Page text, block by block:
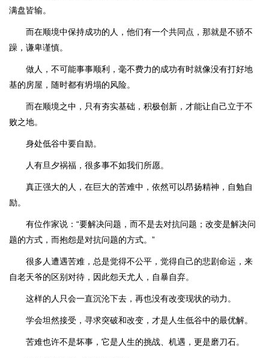
满盘皆输。
而在顺境中保持成功的人，他们有一个共同点，那就是不骄不
躁，谦卑谨慎。
做人，不可能事事顺利，毫不费力的成功有时就像没有打好地
基的房屋，随时都有坍塌的风险。
而在顺境之中，只有夯实基础，积极创新，才能让自己立于不
败之地。
身处低谷中要自励。
人有旦夕祸福，很多事不如我们所愿。
真正强大的人，在巨大的苦难中，依然可以昂扬精神，自勉自
励。
有位作家说：“要解决问题，而不是去对抗问题；改变是解决问
题的方式，而抱怨是对抗问题的方式。”
很多人遭遇苦难，总是觉得不公平，觉得自己的悲剧命运，来
自老天爷的区别对待，因此怨天尤人，自暴自弃。
这样的人只会一直沉沦下去，再也没有改变现状的动力。
学会坦然接受，寻求突破和改变，才是人生低谷中的最优解。
苦难也许不是坏事，它是人生的挑战、机遇，更是磨刀石。